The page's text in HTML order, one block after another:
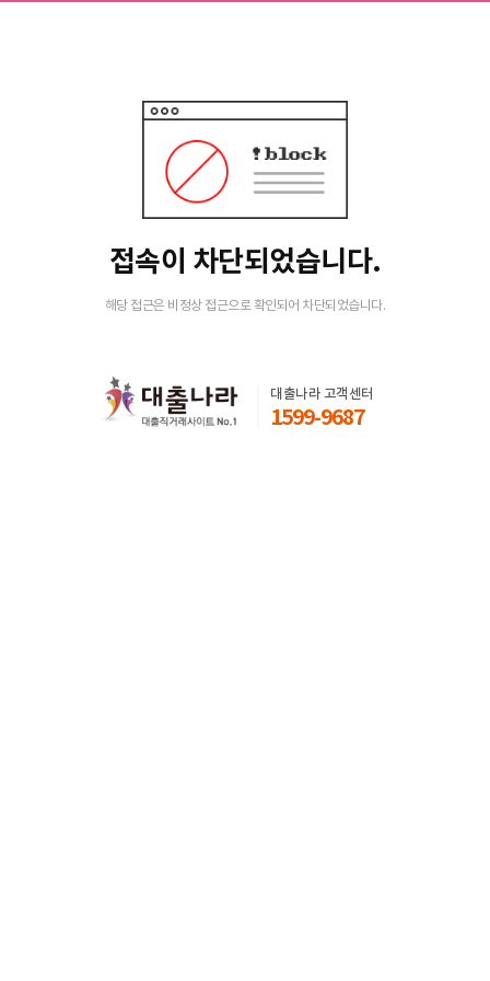
접속이 차단되었습니다.
해당 접근은 비정상 접근으로 확인되어 차단되었습니다.
대출나라 고객센터
1599-9687